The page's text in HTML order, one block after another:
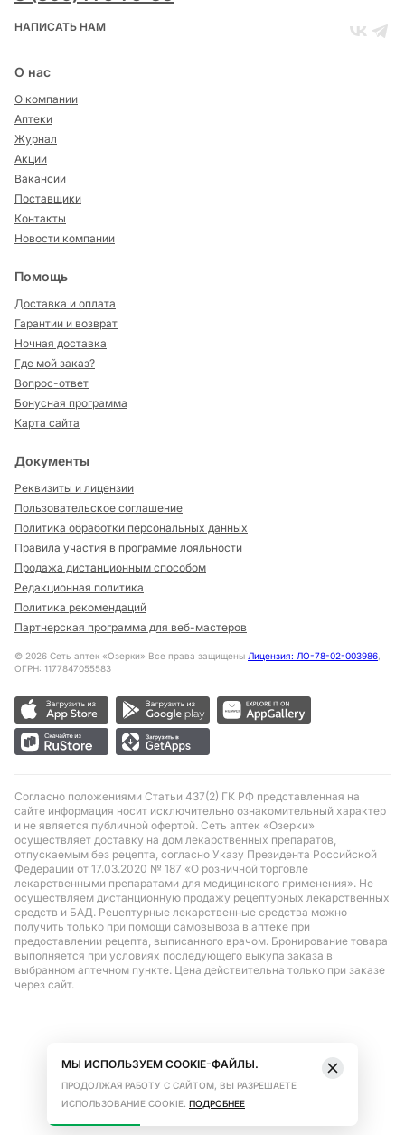
НАПИСАТЬ НАМ
О нас
О компании
Аптеки
Журнал
Акции
Вакансии
Поставщики
Контакты
Новости компании
Помощь
Доставка и оплата
Гарантии и возврат
Ночная доставка
Где мой заказ?
Вопрос-ответ
Бонусная программа
Карта сайта
Документы
Реквизиты и лицензии
Пользовательское соглашение
Политика обработки персональных данных
Правила участия в программе лояльности
Продажа дистанционным способом
Редакционная политика
Политика рекомендаций
Партнерская программа для веб-мастеров
© 2026 Сеть аптек «Озерки» Все права защищены Лицензия: ЛО-78-02-003986,
ОГРН: 1177847055583
Согласно положениями Статьи 437(2) ГК РФ представленная на
сайте информация носит исключительно ознакомительный характер
и не является публичной офертой. Сеть аптек «Озерки»
осуществляет доставку на дом лекарственных препаратов,
отпускаемым без рецепта, согласно Указу Президента Российской
Федерации от 17.03.2020 № 187 «О розничной торговле
лекарственными препаратами для медицинского применения». Не
осуществляем дистанционную продажу рецептурных лекарственных
средств и БАД. Рецептурные лекарственные средства можно
получить только при помощи самовывоза в аптеке при
предоставлении рецепта, выписанного врачом. Бронирование товара
выполняется при условиях последующего выкупа заказа в
выбранном аптечном пункте. Цена действительна только при заказе
через сайт.
МЫ ИСПОЛЬЗУЕМ COOKIE-ФАЙЛЫ.
ПРОДОЛЖАЯ РАБОТУ С САЙТОМ, ВЫ РАЗРЕШАЕТЕ
ИСПОЛЬЗОВАНИЕ COOKIE. ПОДРОБНЕЕ